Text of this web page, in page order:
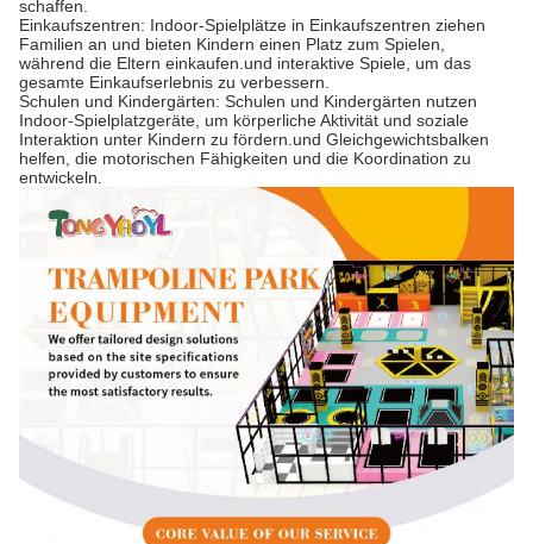
schaffen.
Einkaufszentren: Indoor-Spielplätze in Einkaufszentren ziehen
Familien an und bieten Kindern einen Platz zum Spielen,
während die Eltern einkaufen.und interaktive Spiele, um das
gesamte Einkaufserlebnis zu verbessern.
Schulen und Kindergärten: Schulen und Kindergärten nutzen
Indoor-Spielplatzgeräte, um körperliche Aktivität und soziale
Interaktion unter Kindern zu fördern.und Gleichgewichtsbalken
helfen, die motorischen Fähigkeiten und die Koordination zu
entwickeln.